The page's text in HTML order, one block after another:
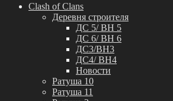
Clash of Clans
Деревня строителя
ДС 5/ BH 5
ДС 6/ BH 6
ДС3/BH3
ДС4/ BH4
Новости
Ратуша 10
Ратуша 11